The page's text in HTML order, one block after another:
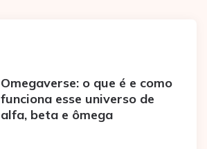
Omegaverse: o que é e como
funciona esse universo de
alfa, beta e ômega